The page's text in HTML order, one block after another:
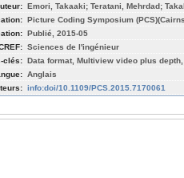
Emori, Takaaki; Teratani, Mehrdad;
Picture Coding Symposium
Publié, 2015-05
Sciences de l'ingénieur
clés: Data format, Multiview video plus
Anglais
info:doi/10.1109/PCS.2015.7170061